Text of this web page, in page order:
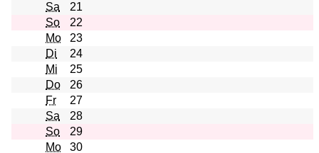
Sa
21
So
22
Mo
23
Di
24
Mi
25
Do
26
Fr
27
Sa
28
So
29
Mo
30